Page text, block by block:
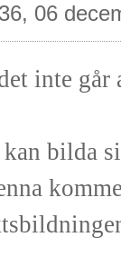
06
inte
bilda